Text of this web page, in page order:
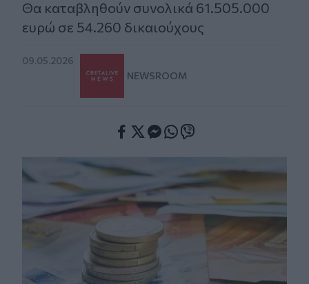
Θα καταβληθούν συνολικά 61.505.000
ευρώ σε 54.260 δικαιούχους
09.05.2026
NEWSROOM